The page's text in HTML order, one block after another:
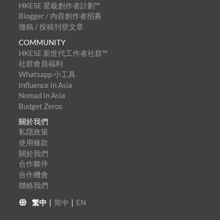
HKESE 星級創作者計劃™
Blogger / 內容創作者招募
徵稿 / 投稿刊登文章
COMMUNITY
HKESE 新世代工作者社群™
社群會員福利
Whatsapp 小工具
Influence In Asia
Nomad In Asia
Budget Zeros
關於我們
私隱政策
使用條款
關於我們
合作夥伴
合作機會
聯絡我們
繁中 | 简中 | EN